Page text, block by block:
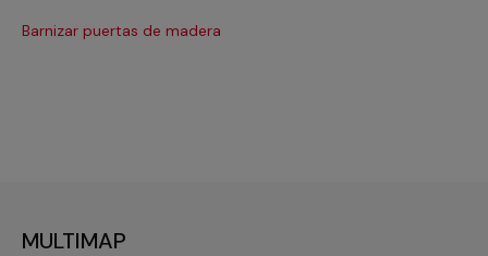
Barnizar puertas de madera
MULTIMAP